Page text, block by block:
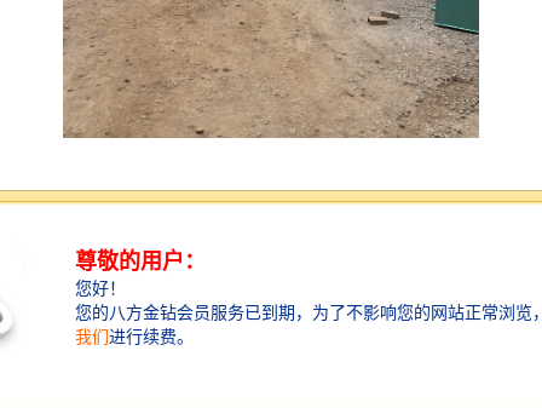
卫生间污水处理设备主要用于处理家庭或公共卫生间产
理设备包括：
1. **污水提升泵**：用于将低洼处的污水提升到更高的
排放位置，确保污水能够顺利排出。